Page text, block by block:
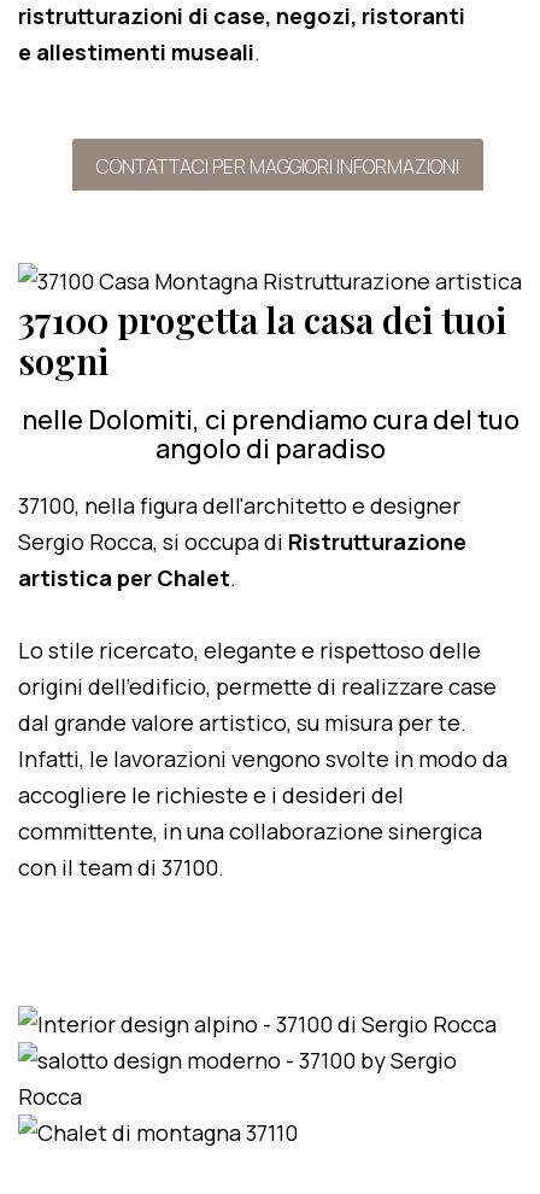
ristrutturazioni di case, negozi, ristoranti
e allestimenti museali.
CONTATTACI PER MAGGIORI INFORMAZIONI
37100 progetta la casa dei tuoi
sogni
nelle Dolomiti, ci prendiamo cura del tuo
angolo di paradiso
37100, nella figura dell'architetto e designer
Sergio Rocca, si occupa di Ristrutturazione
artistica per Chalet.
Lo stile ricercato, elegante e rispettoso delle
origini dell'edificio, permette di realizzare case
dal grande valore artistico, su misura per te.
Infatti, le lavorazioni vengono svolte in modo da
accogliere le richieste e i desideri del
committente, in una collaborazione sinergica
con il team di 37100.